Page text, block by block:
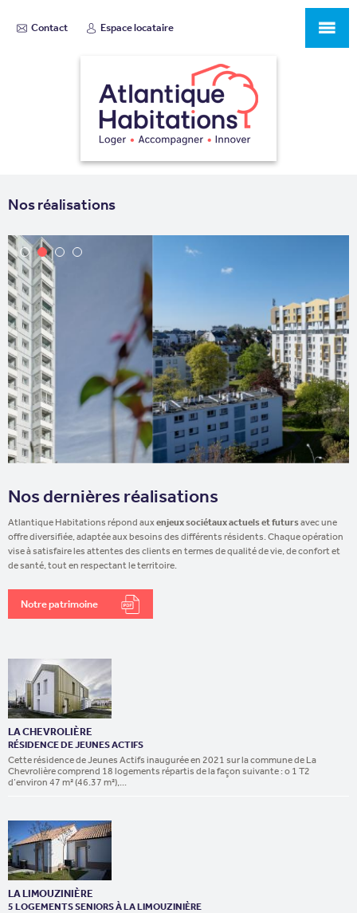
Contact Espace locataire
Nos réalisations
Nos dernières réalisations
Atlantique Habitations répond auxenjeux sociétaux actuels et futursavec une
offre diversifiée, adaptée aux besoins des différents résidents. Chaque opération
vise à satisfaire les attentes des clients en termes de qualité de vie, de confort et
de santé, tout en respectant le territoire.
Notre patrimoine
LA CHEVROLIÈRE
RÉSIDENCE DE JEUNES ACTIFS
Cette résidence de Jeunes Actifs inaugurée en 2021 sur la commune de La
Chevrolière comprend 18 logements répartis de la façon suivante : o 1 T2
d’environ 47 m² (46.37 m²),...
LA LIMOUZINIÈRE
5 LOGEMENTS SENIORS À LA LIMOUZINIÈRE